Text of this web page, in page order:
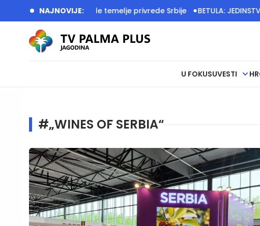
NAJNOVIJE:
radom grade temelje privrede Srbije BETULA: JEDINSTVENA
U FOKUSUVESTI
#„WINES OF SERBIA“